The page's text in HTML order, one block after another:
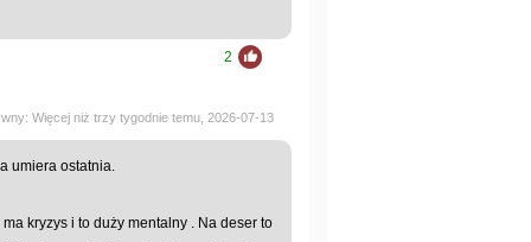
2
Więcej niż trzy tygodnie temu, 2026-07-13
umiera ostatnia.
kryzys i to duży mentalny . Na deser to